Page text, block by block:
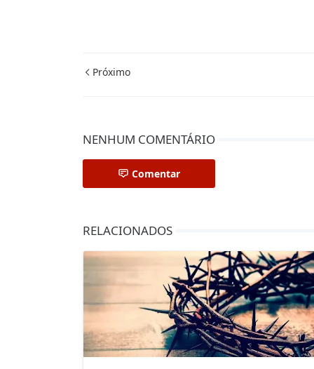
Próximo
NENHUM COMENTÁRIO
Comentar
RELACIONADOS